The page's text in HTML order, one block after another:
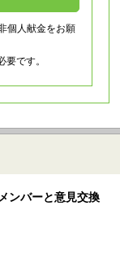
個人献金をお願
です。
ンバーと意見交換